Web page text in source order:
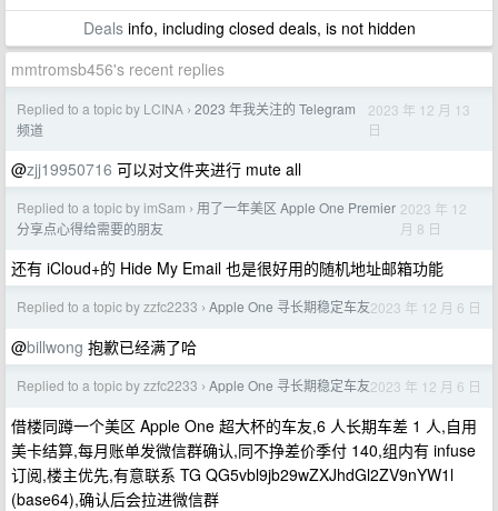
Dealsinfo, including closed deals, is not hidden
mmtromsb456's recent replies
Replied to a topic by LCINA › 2023 年我关注的 Telegram
频道
2023 年 12 月 13
日
@zjj19950716 可以对文件夹进行 mute all
Replied to a topic by imSam › 用了一年美区 Apple One Premier
分享点心得给需要的朋友
2023 年 12
月 8 日
还有 iCloud+的 Hide My Email 也是很好用的随机地址邮箱功能
Replied to a topic by zzfc2233 › Apple One 寻长期稳定车友2023 年 12 月 6 日
@billwong 抱歉已经满了哈
Replied to a topic by zzfc2233 › Apple One 寻长期稳定车友2023 年 12 月 6 日
借楼同蹲一个美区 Apple One 超大杯的车友,6 人长期车差 1 人,自用
美卡结算,每月账单发微信群确认,同不挣差价季付 140,组内有 infuse
订阅,楼主优先,有意联系 TG QG5vbl9jb29wZXJhdGl2ZV9nYW1l
(base64),确认后会拉进微信群